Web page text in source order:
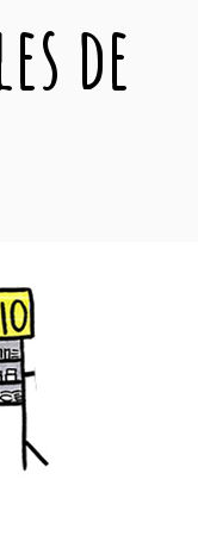
de